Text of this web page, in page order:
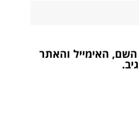
האימייל והאתר